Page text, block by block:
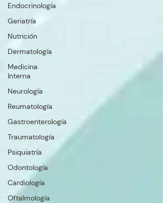
Endocrinología
Geriatría
Nutrición
Dermatología
Medicina
Interna
Neurología
Reumatología
Gastroenterología
Traumatología
Psiquiatría
Odontología
Cardiología
Oftalmología